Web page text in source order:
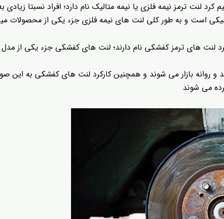
ترمز نیمه فلزی یا نیمه متالیک نام دارد؛ افراد نسبتا
است و به طور کلی لنت های نیمه فلزی جزء یکی از
های ترمز کفشکی نام دارند؛ لنت های کفشکی جزء یکی از
روانه بازار می شوند و همچنین کارکرد لنت های کفشکی به
می شوند